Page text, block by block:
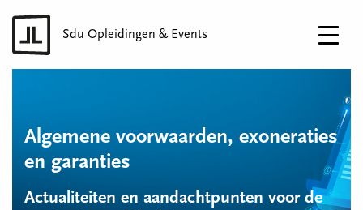
Sdu Opleidingen & Events
Algemene voorwaarden, exoneraties
en garanties
Actualiteiten en aandachtpunten voor de